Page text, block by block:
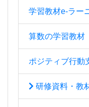
学習教材e-ラー
算数の学習教材
ポジティブ行動
研修資料・教